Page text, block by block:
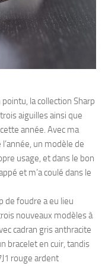
la collection Sharp
aiguilles ainsi que
année. Avec ma
un modèle de
usage, et dans le bon
et m’a coulé dans le
de foudre a eu lieu
nouveaux modèles à
cadran gris anthracite
bracelet en cuir, tandis
rouge ardent